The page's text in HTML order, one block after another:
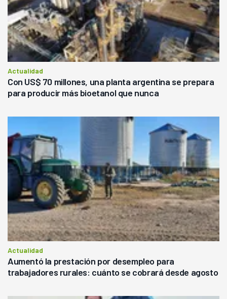
Actualidad
Con US$ 70 millones, una planta argentina se prepara
para producir más bioetanol que nunca
Actualidad
Aumentó la prestación por desempleo para
trabajadores rurales: cuánto se cobrará desde agosto